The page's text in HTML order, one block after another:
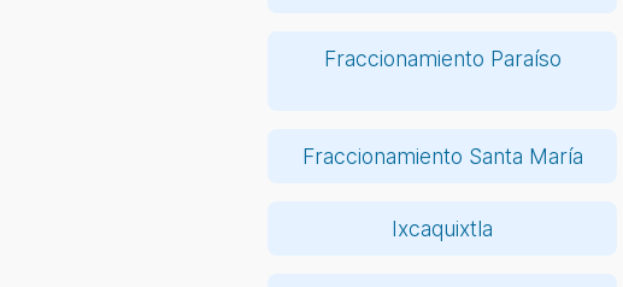
Fraccionamiento Paraíso
Fraccionamiento Santa María
Ixcaquixtla